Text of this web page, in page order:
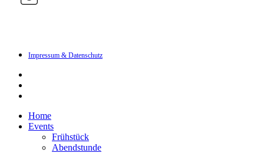
Impressum & Datenschutz
Close
Menu
Home
Events
Frühstück
Abendstunde